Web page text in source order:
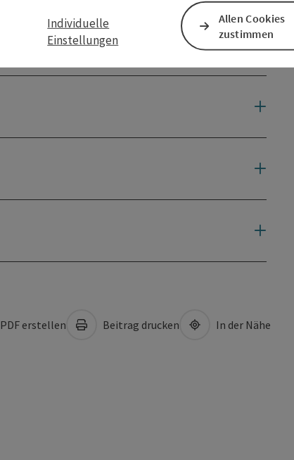
PDF erstellen Beitrag drucken In der Nähe
Individuelle
Einstellungen
Allen Cookies
zustimmen